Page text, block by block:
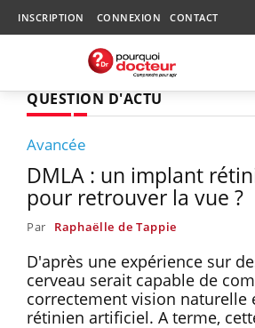
INSCRIPTION CONNEXION CONTACT
QUESTION D'ACTU
Avancée
DMLA : un implant
pour retrouver la vue ?
Par Raphaëlle de Tappie
D'après une expérience sur
cerveau serait capable de
correctement vision naturelle
rétinien artificiel. A terme,